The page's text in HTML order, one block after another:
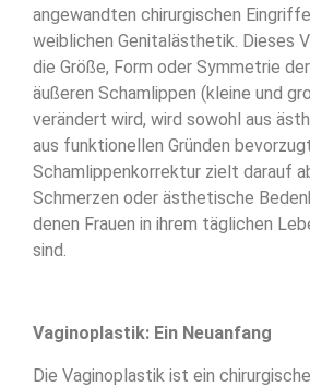
angewandten chirurgischen
weiblichen Genitalästhetik. Dieses
die Größe, Form oder Symmetrie
äußeren Schamlippen (kleine und
verändert wird, wird sowohl aus
aus funktionellen Gründen
Schamlippenkorrektur zielt darauf
Schmerzen oder ästhetische
denen Frauen in ihrem täglichen
sind.
Vaginoplastik: Ein Neuanfang
Die Vaginoplastik ist ein